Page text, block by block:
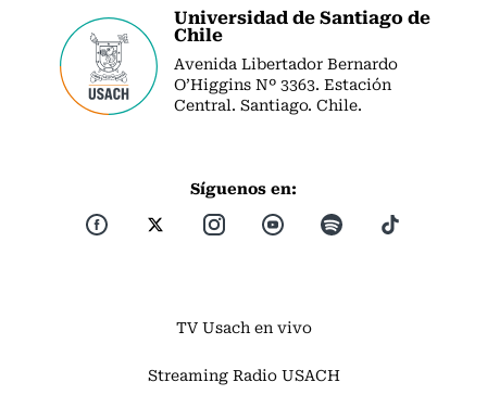
Universidad de Santiago de
Chile
Avenida Libertador Bernardo
O’Higgins Nº 3363. Estación
Central. Santiago. Chile.
Síguenos en:
TV Usach en vivo
Streaming Radio USACH